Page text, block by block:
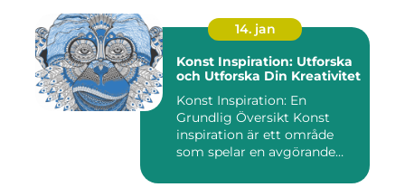
14. jan
Konst Inspiration: Utforska
och Utforska Din Kreativitet
Konst Inspiration: En
Grundlig Översikt Konst
inspiration är ett område
som spelar en avgörande